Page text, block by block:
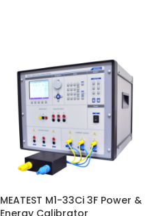
MEATEST M1-33Ci 3F Power &
Energy Calibrator